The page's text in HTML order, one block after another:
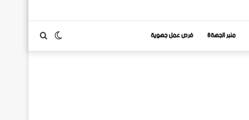
منبر الجهة8 فرص عمل جهوية